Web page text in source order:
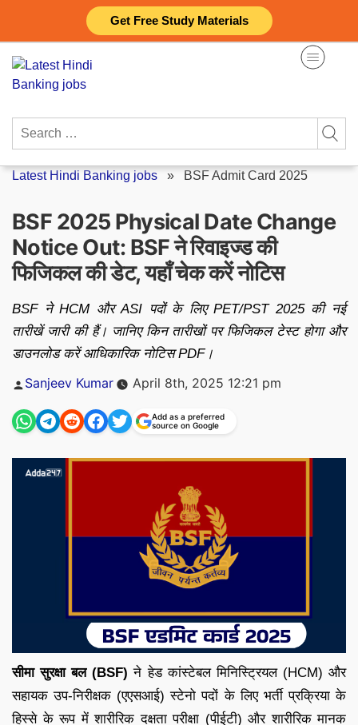
Get Free Study Materials
content
Search
Latest Hindi Banking jobs » BSF Admit Card 2025
BSF 2025 Physical Date Change
Notice Out: BSF ने रिवाइज्ड की
फिजिकल की डेट, यहाँ चेक करें नोटिस
BSF ने HCM और ASI पदों के लिए PET/PST 2025 की नई
तारीखें जारी की हैं। जानिए किन तारीखों पर फिजिकल टेस्ट होगा और
डाउनलोड करें आधिकारिक नोटिस PDF।
Posted
Sanjeev Kumar April 8th, 2025 12:21 pm
Add as a preferred
source on Google
सीमा सुरक्षा बल (BSF) ने हेड कांस्टेबल मिनिस्ट्रियल (HCM) और
सहायक उप-निरीक्षक (एएसआई) स्टेनो पदों के लिए भर्ती प्रक्रिया के
हिस्से के रूप में शारीरिक दक्षता परीक्षा (पीईटी) और शारीरिक मानक